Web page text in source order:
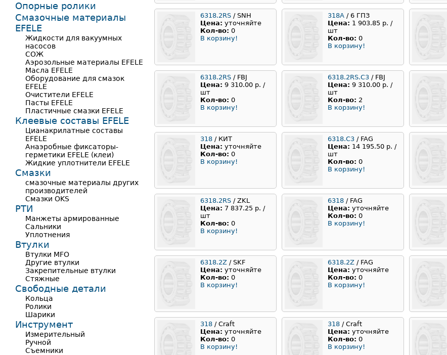
6318.2RS / SNH
Цена: уточняйте
Кол-во: 0
В корзину!
318A / 6 ГПЗ
Цена: 1 903.85 р. /
шт
Кол-во: 0
В корзину!
6318.2RS / FBJ
Цена: 9 310.00 р. /
шт
Кол-во: 0
В корзину!
6318.2RS.C3 / FBJ
Цена: 9 310.00 р. /
шт
Кол-во: 2
В корзину!
318 / КИТ
Цена: уточняйте
Кол-во: 0
В корзину!
6318.С3 / FAG
Цена: 14 195.50 р. /
шт
Кол-во: 0
В корзину!
6318.2RS / ZKL
Цена: 7 837.25 р. /
шт
Кол-во: 0
В корзину!
6318 / FAG
Цена: уточняйте
Кол-во: 0
В корзину!
6318.2Z / SKF
Цена: уточняйте
Кол-во: 0
В корзину!
6318.2Z / FAG
Цена: уточняйте
Кол-во: 0
В корзину!
318 / Craft
Цена: уточняйте
Кол-во: 0
В корзину!
318 / Craft
Цена: уточняйте
Кол-во: 0
В корзину!
Опорные ролики
Смазочные материалы
EFELE
Жидкости для вакуумных
насосов
СОЖ
Аэрозольные материалы EFELE
Масла EFELE
Оборудование для смазок
EFELE
Очистители EFELE
Пасты EFELE
Пластичные смазки EFELE
Клеевые составы EFELE
Цианакрилатные составы
EFELE
Анаэробные фиксаторы-
герметики EFELE (клеи)
Жидкие уплотнители EFELE
Смазки
смазочные материалы других
производителей
Смазки OKS
РТИ
Манжеты армированные
Сальники
Уплотнения
Втулки
Втулки MFO
Другие втулки
Закрепительные втулки
Стяжные
Свободные детали
Кольца
Ролики
Шарики
Инструмент
Измерительный
Ручной
Съемники